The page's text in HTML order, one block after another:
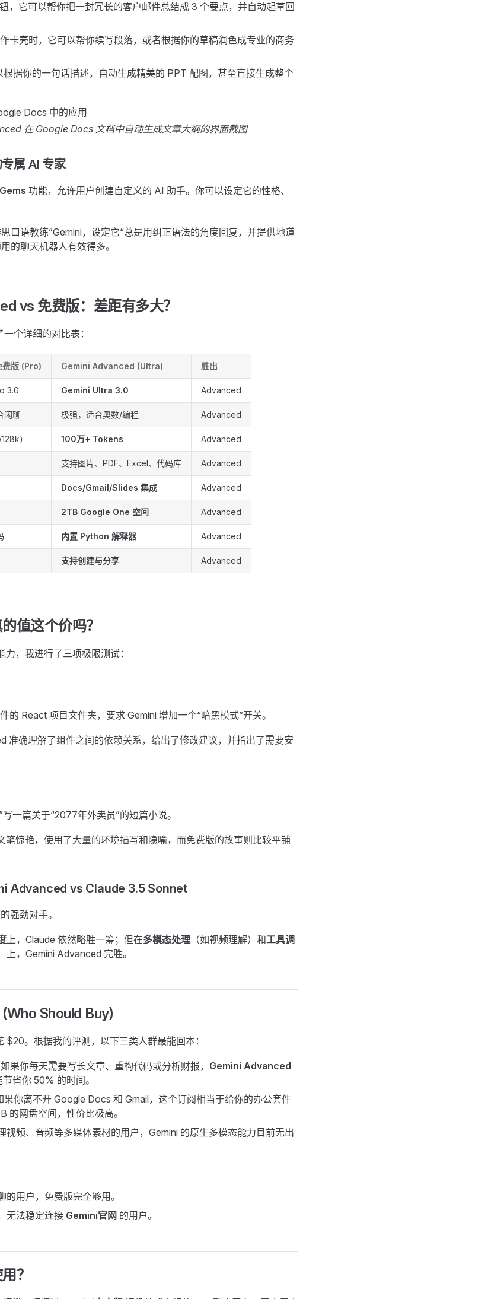
，它可以帮你把一封冗长的客户邮件总结成 3 个要点，并自动起草回
卡壳时，它可以帮你续写段落，或者根据你的草稿润色成专业的商务
根据你的一句话描述，自动生成精美的 PPT 配图，甚至直接生成整个
在 Google Docs 文档中自动生成文章大纲的界面截图
属 AI 专家
Gems 功能，允许用户创建自定义的 AI 助手。你可以设定它的性格、
口语教练”Gemini，设定它“总是用纠正语法的角度回复，并提供地道
的聊天机器人有效得多。
vs 免费版：差距有多大？
个详细的对比表：
版 (Pro) Gemini Advanced (Ultra) 胜出
3.0 Gemini Ultra 3.0 Advanced
闲聊 极强，适合奥数/编程 Advanced
100万+ Tokens Advanced
支持图片、PDF、Excel、代码库 Advanced
Docs/Gmail/Slides 集成 Advanced
2TB Google One 空间 Advanced
内置 Python 解释器 Advanced
支持创建与分享 Advanced
值这个价吗？
，我进行了三项极限测试：
的 React 项目文件夹，要求 Gemini 增加一个“暗黑模式”开关。
准确理解了组件之间的依赖关系，给出了修改建议，并指出了需要安
一篇关于“2077年外卖员”的短篇小说。
笔惊艳，使用了大量的环境描写和隐喻，而免费版的故事则比较平铺
Advanced vs Claude 3.5 Sonnet
强劲对手。
上，Claude 依然略胜一筹；但在多模态处理 （如视频理解）和工具调
上，Gemini Advanced 完胜。
Should Buy)
$20。根据我的评测，以下三类人群最能回本：
如果你每天需要写长文章、重构代码或分析财报， Gemini Advanced
省你 50% 的时间。
果你离不开 Google Docs 和 Gmail，这个订阅相当于给你的办公套件
的网盘空间，性价比极高。
视频、音频等多媒体素材的用户，Gemini 的原生多模态能力目前无出
的用户，免费版完全够用。
无法稳定连接 Gemini官网 的用户。
？